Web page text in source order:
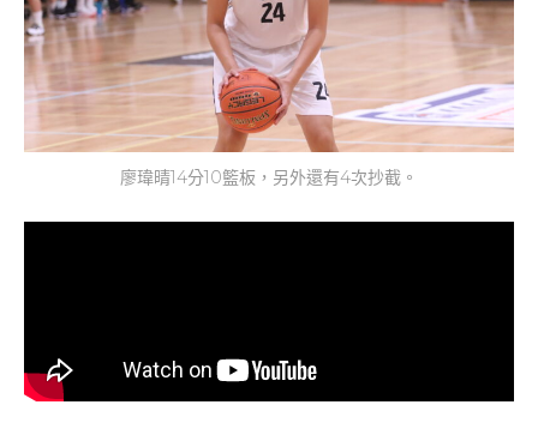
廖瑋晴14分10籃板，另外還有4次抄截。